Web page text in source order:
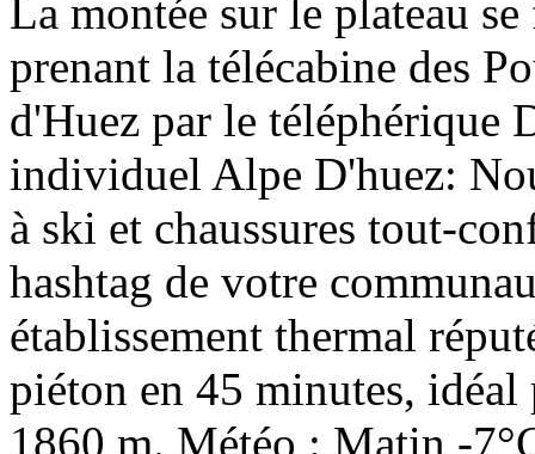
La montée sur le plateau
prenant la télécabine des
d'Huez par le
individuel Alpe D'huez:
à ski et chaussures tout-
hashtag de votre
établissement thermal
piéton en 45 minutes,
1860 m. Météo : Matin -